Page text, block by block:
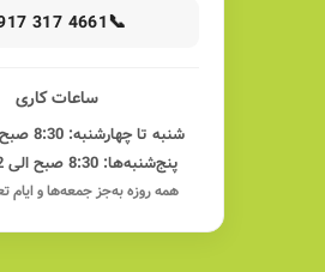
📞
317 4661
ساعات کاری
شنبه تا چهارشنبه: 8:30 صبح الی 8 شب
پنج‌شنبه‌ها: 8:30 صبح الی 2 بعدازظهر
همه روزه به‌جز جمعه‌ها و